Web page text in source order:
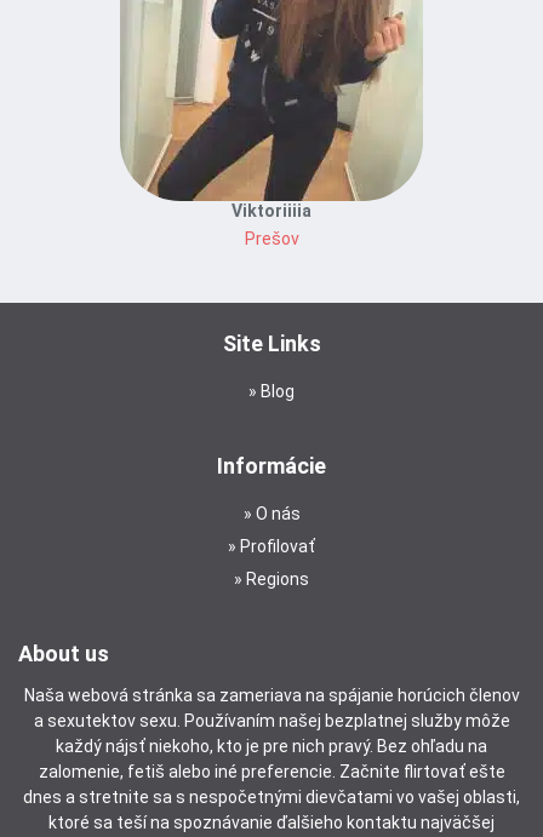
Viktoriiiia
Prešov
Site Links
Blog
Informácie
O nás
Profilovať
Regions
About us
Naša webová stránka sa zameriava na spájanie horúcich členov
a sexutektov sexu. Používaním našej bezplatnej služby môže
každý nájsť niekoho, kto je pre nich pravý. Bez ohľadu na
zalomenie, fetiš alebo iné preferencie. Začnite flirtovať ešte
dnes a stretnite sa s nespočetnými dievčatami vo vašej oblasti,
ktoré sa teší na spoznávanie ďalšieho kontaktu najväčšej